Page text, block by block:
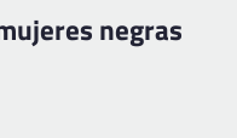
negras